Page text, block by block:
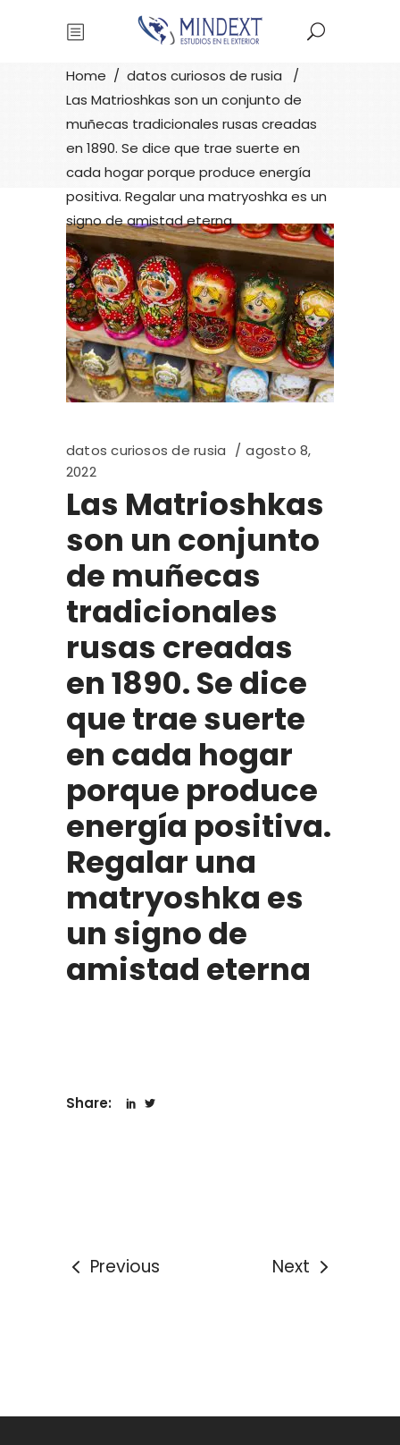
Mindext
Home / datos curiosos de rusia
/
Las Matrioshkas son un conjunto de
muñecas tradicionales rusas creadas
en 1890. Se dice que trae suerte en
cada hogar porque produce energía
positiva. Regalar una matryoshka es un
signo de amistad eterna
datos curiosos de rusia
agosto 8,
2022
Las Matrioshkas
son un conjunto
de muñecas
tradicionales
rusas creadas
en 1890. Se dice
que trae suerte
en cada hogar
porque produce
energía positiva.
Regalar una
matryoshka es
un signo de
amistad eterna
Share:
Previous Next